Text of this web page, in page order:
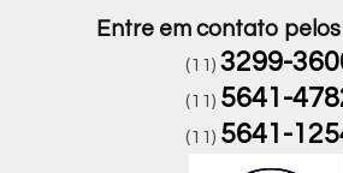
Entre em contato
(11) 3299-
(11) 5641-
(11) 5641-